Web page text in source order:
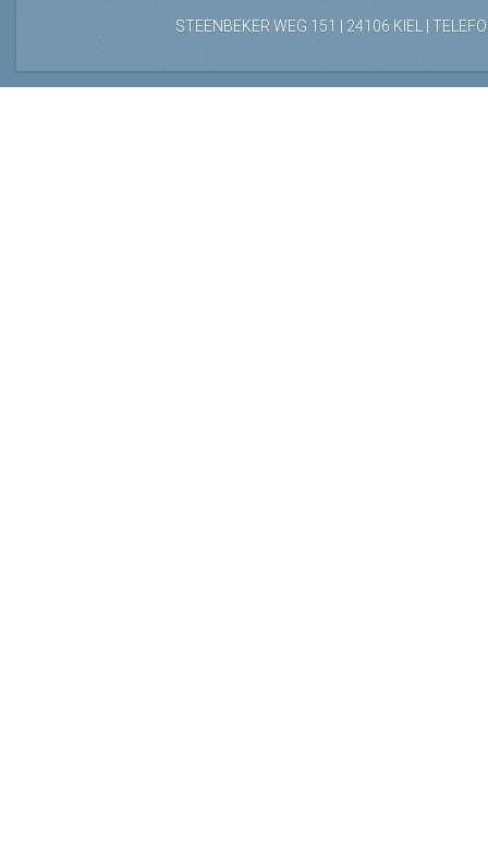
STEENBEKER WEG 151 | 24106 KIEL |